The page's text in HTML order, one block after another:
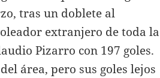
tras un doblete al
extranjero de toda la
Pizarro con 197 goles.
área, pero sus goles lejos